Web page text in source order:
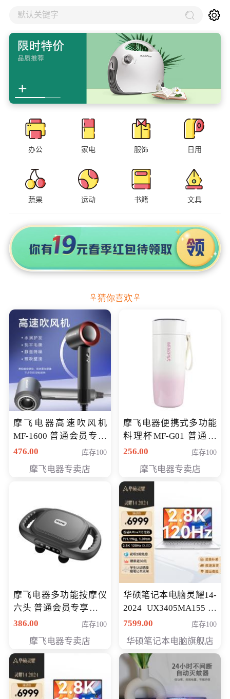
默认关键字
办公 家电 服饰 日用
蔬果 运动 书籍 文具
猜你喜欢
摩飞电器高速吹风机
MF-1600 普通会员专享
价298元
476.00 库存100
摩飞电器专卖店
摩飞电器便携式多功能
料理杯MF-G01 普通会
员专享价格118元
256.00 库存100
摩飞电器专卖店
摩飞电器多功能按摩仪
六头 普通会员专享价格
199元
386.00 库存100
摩飞电器专卖店
华硕笔记本电脑灵耀14-
2024 UX3405MA155冰
川银 oled 智慧轻薄本 会
7599.00 库存100
华硕笔记本电脑旗舰店